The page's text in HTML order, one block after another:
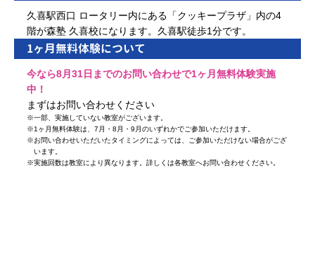
久喜駅西口 ロータリー内にある「クッキープラザ」内の4
階が森塾 久喜校になります。久喜駅徒歩1分です。
1ヶ月無料体験について
今なら8月31日までのお問い合わせで1ヶ月無料体験実施
中！
まずはお問い合わせください
※一部、実施していない教室がございます。
※1ヶ月無料体験は、7月・8月・9月のいずれかでご参加いただけます。
※お問い合わせいただいたタイミングによっては、ご参加いただけない場合がござ
います。
※実施回数は教室により異なります。詳しくは各教室へお問い合わせください。